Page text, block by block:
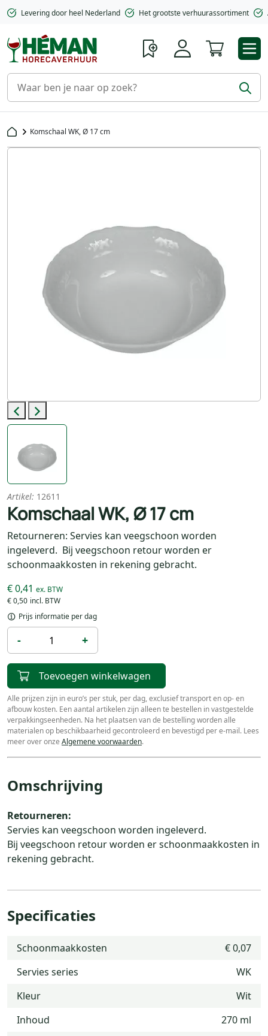
Levering door heel Nederland Het grootste verhuurassortiment
Komschaal WK, Ø 17 cm
Previous
Next
Artikel: 12611
Komschaal WK, Ø 17 cm
Retourneren: Servies kan veegschoon worden
ingeleverd. Bij veegschoon retour worden er
schoonmaakkosten in rekening gebracht.
€ 0,50
€ 0,41
Prijs informatie per dag
- +
Toevoegen winkelwagen
Alle prijzen zijn in euro’s per stuk, per dag, exclusief transport en op- en
afbouw kosten. Een aantal artikelen zijn alleen te bestellen in vastgestelde
verpakkingseenheden. Na het plaatsen van de bestelling worden alle
materialen op beschikbaarheid gecontroleerd en bevestigd per e-mail. Lees
meer over onze Algemene voorwaarden.
Omschrijving
Retourneren:
Servies kan veegschoon worden ingeleverd.
Bij veegschoon retour worden er schoonmaakkosten in
rekening gebracht.
Specificaties
Schoonmaakkosten
€ 0,07
Servies series
WK
Kleur
Wit
Inhoud
270 ml